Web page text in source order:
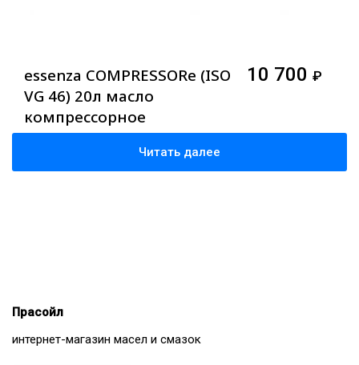
essenza COMPRESSORe (ISO
VG 46) 20л масло
компрессорное
минеральное
10 700 ₽
Читать далее
Прасойл
интернет-магазин масел и смазок